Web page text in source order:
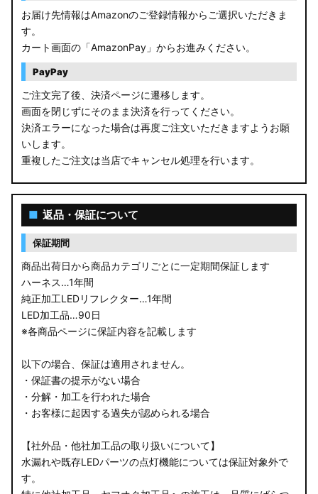
お届け先情報はAmazonのご登録情報からご選択いただきま
す。
カート画面の「AmazonPay」からお進みください。
PayPay
ご注文完了後、決済ページに遷移します。
画面を閉じずにそのまま決済を行ってください。
決済エラーになった場合は再度ご注文いただきますようお願
いします。
重複したご注文は当店でキャンセル処理を行います。
■ 返品・保証について
保証期間
商品出荷日から商品カテゴリごとに一定期間保証します
ハーネス…1年間
純正加工LEDリフレクター…1年間
LED加工品…90日
※各商品ページに保証内容を記載します
以下の場合、保証は適用されません。
・保証書の提示がない場合
・分解・加工を行われた場合
・お客様に起因する過失が認められる場合
【社外品・他社加工品の取り扱いについて】
水漏れや既存LEDパーツの点灯機能については保証対象外で
す。